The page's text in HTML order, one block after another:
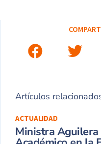
Artículos
ACTUALIDAD
Ministra